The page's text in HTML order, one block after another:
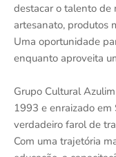
destacar o talento de
artesanato, produtos
Uma oportunidade
enquanto aproveita
Grupo Cultural
1993 e enraizado em
verdadeiro farol de
Com uma trajetória